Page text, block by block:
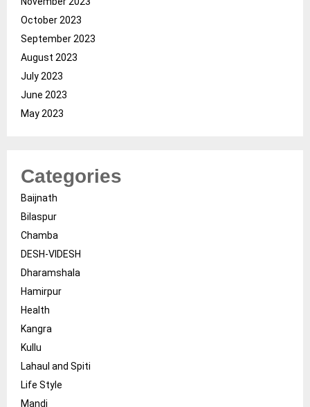
October 2023
September 2023
August 2023
July 2023
June 2023
May 2023
Categories
Baijnath
Bilaspur
Chamba
DESH-VIDESH
Dharamshala
Hamirpur
Health
Kangra
Kullu
Lahaul and Spiti
Life Style
Mandi